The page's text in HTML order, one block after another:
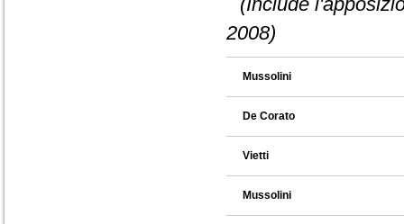
2008)
Mussolini
De Corato
Vietti
Mussolini